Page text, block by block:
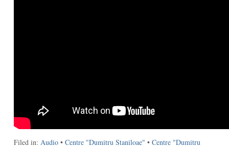
Filed in: Audio• Centre "Dumitru Staniloae" • Centre "Dumitru